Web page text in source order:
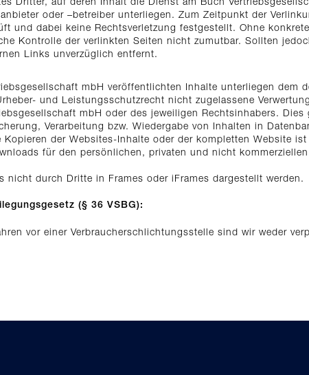
oder –betreiber unterliegen. Zum Zeitpunkt der
und dabei keine Rechtsverletzung festgestellt. Ohne
Kontrolle der verlinkten Seiten nicht zumutbar. Sollten
Links unverzüglich entfernt.
mbH veröffentlichten Inhalte unterliegen dem
und Leistungsschutzrecht nicht zugelassene
mbH oder des jeweiligen Rechtsinhabers. Dies
Verarbeitung bzw. Wiedergabe von Inhalten in
der Websites-Inhalte oder der kompletten Website
für den persönlichen, privaten und nicht
nicht durch Dritte in Frames oder iFrames dargestellt werden.
(§ 36 VSBG):
vor einer Verbraucherschlichtungsstelle sind wir weder